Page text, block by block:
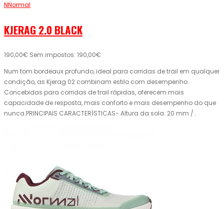
NNormal
KJERAG 2.0 BLACK
190,00€ Sem impostos: 190,00€
Num tom bordeaux profundo, ideal para corridas de trail em qualquer
condição, as Kjerag 02 combinam estilo com desempenho.
Concebidas para corridas de trail rápidas, oferecem mais
capacidade de resposta, mais conforto e mais desempenho do que
nunca.PRINCIPAIS CARACTERÍSTICAS- Altura da sola: 20 mm /..